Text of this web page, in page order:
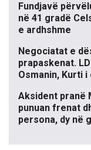
Fundjavë
në 41 gradë
e ardhshme
Negociatat e
prapaskenat.
Osmanin, Kurti
Aksident pranë
punuan frenat
persona, dy në